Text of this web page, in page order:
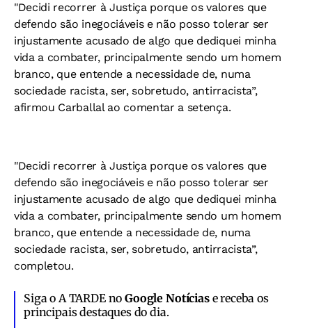
"Decidi recorrer à Justiça porque os valores que
defendo são inegociáveis e não posso tolerar ser
injustamente acusado de algo que dediquei minha
vida a combater, principalmente sendo um homem
branco, que entende a necessidade de, numa
sociedade racista, ser, sobretudo, antirracista”,
afirmou Carballal ao comentar a setença.
"Decidi recorrer à Justiça porque os valores que
defendo são inegociáveis e não posso tolerar ser
injustamente acusado de algo que dediquei minha
vida a combater, principalmente sendo um homem
branco, que entende a necessidade de, numa
sociedade racista, ser, sobretudo, antirracista”,
completou.
Siga o A TARDE noGoogle Notíciase receba os
principais destaques do dia.